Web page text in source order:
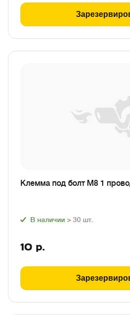
Клемма под болт М8 1
В наличии > 30 шт.
10 р.